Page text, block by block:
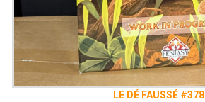
LE DÉ FAUSSÉ #378